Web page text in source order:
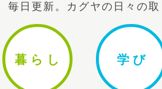
毎日更新。カグヤの日々の取
暮ら し 学 び